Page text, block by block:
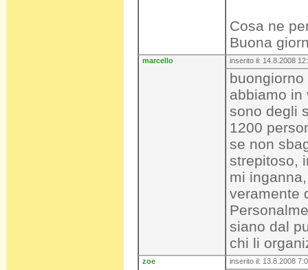
Cosa ne
Buona
marcello inserito il: 14.8.2008
buongiorno
abbiamo in
sono degli
1200
se non
strepitoso,
mi
veramente
siano dal
chi li
zoe inserito il: 13.8.2008